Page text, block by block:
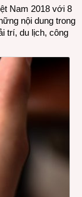
Việt
Nam 2018 với 8
nội dung trong
trí, du lịch, công